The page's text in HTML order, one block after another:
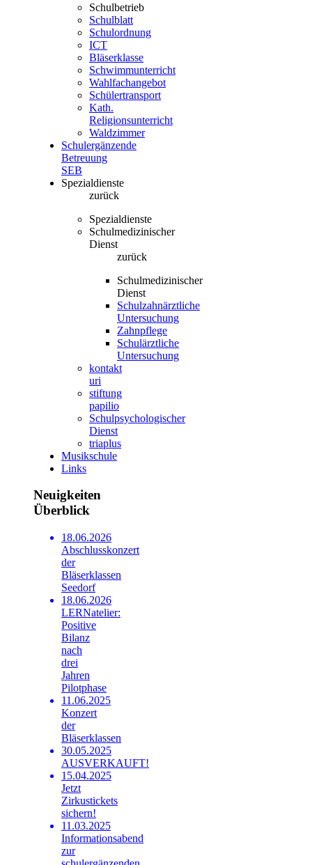
Schulbetrieb
Schulblatt
Schulordnung
ICT
Bläserklasse
Schwimmunterricht
Wahlfachangebot
Schülertransport
Kath.
Religionsunterricht
Waldzimmer
Schulergänzende
Betreuung
SEB
Spezialdienste
zurück
Spezialdienste
Schulmedizinischer
Dienst
zurück
Schulmedizinischer
Dienst
Schulzahnärztliche
Untersuchung
Zahnpflege
Schulärztliche
Untersuchung
kontakt
uri
stiftung
papilio
Schulpsychologischer
Dienst
triaplus
Musikschule
Links
Neuigkeiten
Überblick
18.06.2026
Abschlusskonzert
der
Bläserklassen
Seedorf
18.06.2026
LERNatelier:
Positive
Bilanz
nach
drei
Jahren
Pilotphase
11.06.2025
Konzert
der
Bläserklassen
30.05.2025
AUSVERKAUFT!
15.04.2025
Jetzt
Zirkustickets
sichern!
11.03.2025
Informationsabend
zur